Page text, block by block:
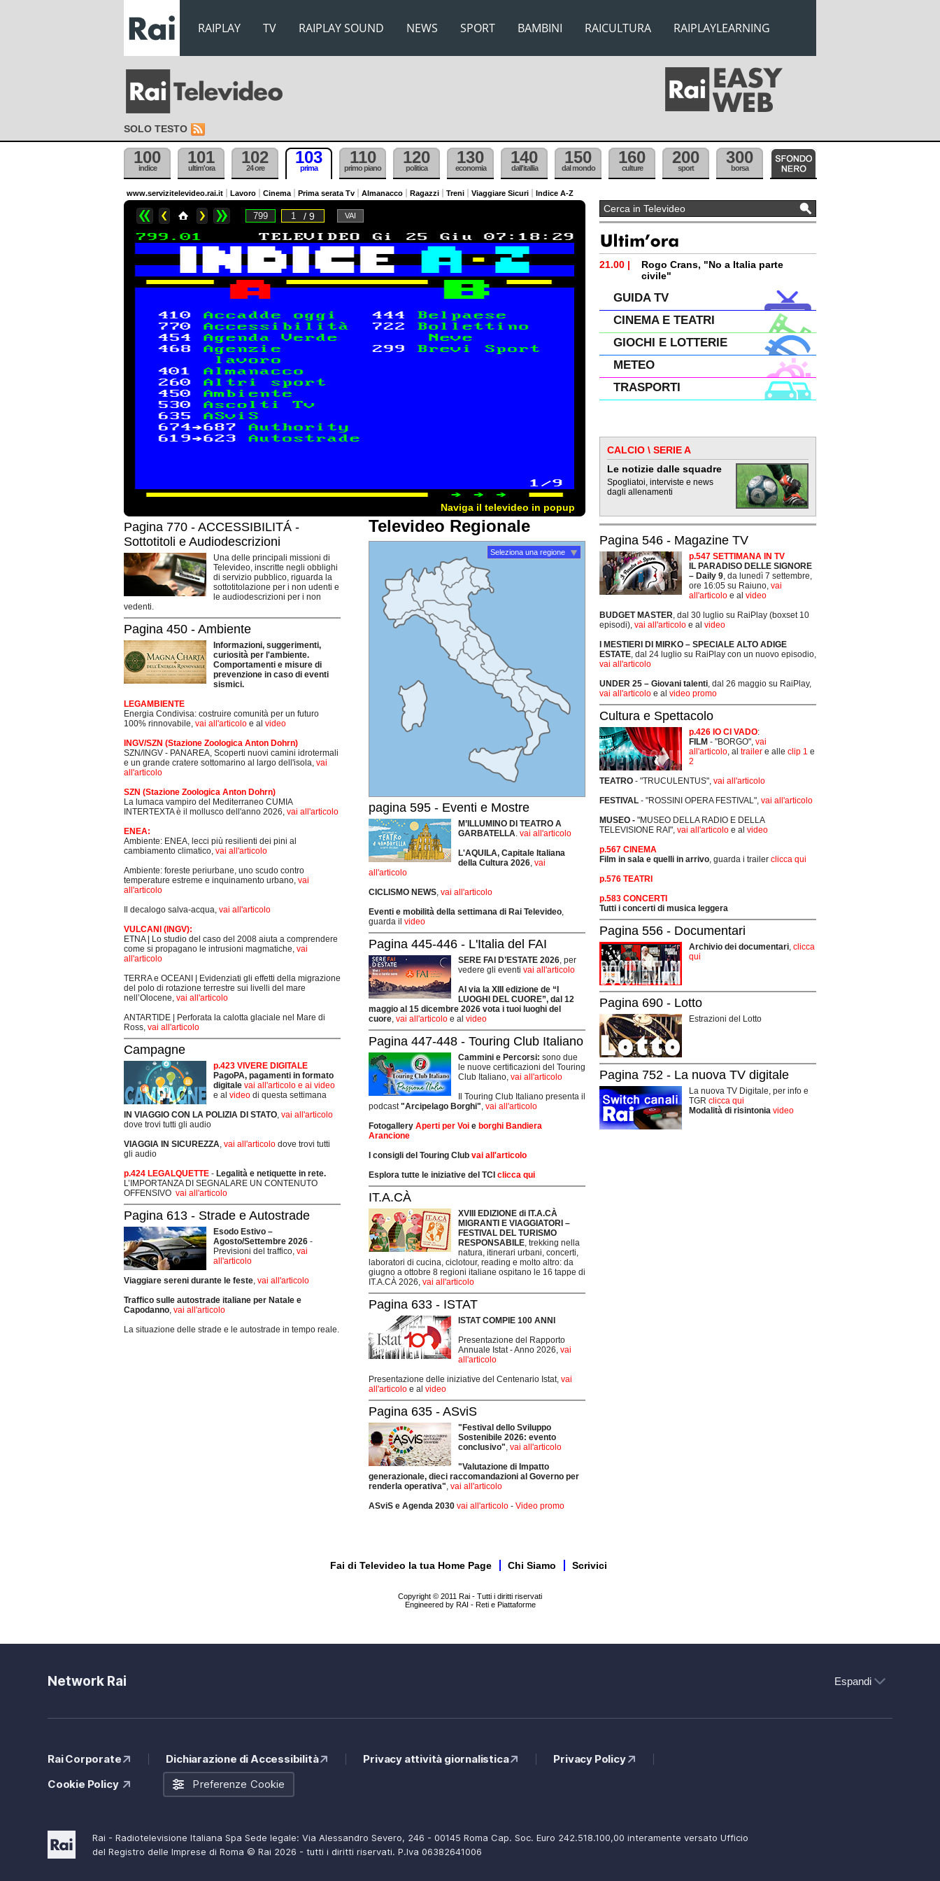
RAIPLAY TV RAIPLAY SOUND NEWS SPORT BAMBINI RAICULTURA RAIPLAYLEARNING
SOLO TESTO
100
indice
101
ultim'ora
102
24 ore
103
prima
110
primo piano
120
politica
130
economia
140
dall'itallia
150
dal mondo
160
culture
200
sport
300
borsa
www.servizitelevideo.rai.it Lavoro Cinema Prima serata Tv Almanacco Ragazzi Treni Viaggiare Sicuri Indice A-Z
/ 9
Naviga il televideo in popup
Pagina 770 - ACCESSIBILITÁ -
Sottotitoli e Audiodescrizioni
Una delle principali missioni di
Televideo, inscritte negli obblighi
di servizio pubblico, riguarda la
sottotitolazione per i non udenti e
le audiodescrizioni per i non
vedenti.
Pagina 450 - Ambiente
Informazioni, suggerimenti,
curiosità per l'ambiente.
Comportamenti e misure di
prevenzione in caso di eventi
sismici.
LEGAMBIENTE
Energia Condivisa: costruire comunità per un futuro
100% rinnovabile, vai all'articolo e al video
INGV/SZN (Stazione Zoologica Anton Dohrn)
SZN/INGV - PANAREA, Scoperti nuovi camini idrotermali
e un grande cratere sottomarino al largo dell'isola, vai
all'articolo
SZN (Stazione Zoologica Anton Dohrn)
La lumaca vampiro del Mediterraneo CUMIA
INTERTEXTA è il mollusco dell'anno 2026, vai all'articolo
ENEA:
Ambiente: ENEA, lecci più resilienti dei pini al
cambiamento climatico, vai all'articolo
Ambiente: foreste periurbane, uno scudo contro
temperature estreme e inquinamento urbano, vai
all'articolo
Il decalogo salva-acqua, vai all'articolo
VULCANI (INGV):
ETNA | Lo studio del caso del 2008 aiuta a comprendere
come si propagano le intrusioni magmatiche, vai
all'articolo
TERRA e OCEANI | Evidenziati gli effetti della migrazione
del polo di rotazione terrestre sui livelli del mare
nell’Olocene, vai all'articolo
ANTARTIDE | Perforata la calotta glaciale nel Mare di
Ross, vai all'articolo
Campagne
p.423 VIVERE DIGITALE
PagoPA, pagamenti in formato
digitale vai all'articolo e ai video
e al video di questa settimana
IN VIAGGIO CON LA POLIZIA DI STATO, vai all'articolo
dove trovi tutti gli audio
VIAGGIA IN SICUREZZA, vai all'articolo dove trovi tutti
gli audio
p.424 LEGALQUETTE - Legalità e netiquette in rete.
L’IMPORTANZA DI SEGNALARE UN CONTENUTO
OFFENSIVO vai all'articolo
Pagina 613 - Strade e Autostrade
Esodo Estivo –
Agosto/Settembre 2026 -
Previsioni del traffico, vai
all'articolo
Viaggiare sereni durante le feste, vai all'articolo
Traffico sulle autostrade italiane per Natale e
Capodanno, vai all'articolo
La situazione delle strade e le autostrade in tempo reale.
Televideo Regionale
Seleziona una regione
pagina 595 - Eventi e Mostre
M’ILLUMINO DI TEATRO A
GARBATELLA. vai all'articolo
L'AQUILA, Capitale Italiana
della Cultura 2026, vai
all'articolo
CICLISMO NEWS, vai all'articolo
Eventi e mobilità della settimana di Rai Televideo,
guarda il video
Pagina 445-446 - L'Italia del FAI
SERE FAI D’ESTATE 2026, per
vedere gli eventi vai all'articolo
Al via la XIII edizione de “I
LUOGHI DEL CUORE”, dal 12
maggio al 15 dicembre 2026 vota i tuoi luoghi del
cuore, vai all'articolo e al video
Pagina 447-448 - Touring Club Italiano
Cammini e Percorsi: sono due
le nuove certificazioni del Touring
Club Italiano, vai all'articolo
Il Touring Club Italiano presenta il
podcast"Arcipelago Borghi", vai all'articolo
Fotogallery Aperti per Voi e borghi Bandiera
Arancione
I consigli del Touring Club vai all'articolo
Esplora tutte le iniziative del TCI clicca qui
IT.A.CÀ
XVIII EDIZIONE di IT.A.CÀ
MIGRANTI E VIAGGIATORI –
FESTIVAL DEL TURISMO
RESPONSABILE, trekking nella
natura, itinerari urbani, concerti,
laboratori di cucina, ciclotour, reading e molto altro: da
giugno a ottobre 8 regioni italiane ospitano le 16 tappe di
IT.A.CÀ 2026, vai all'articolo
Pagina 633 - ISTAT
ISTAT COMPIE 100 ANNI
Presentazione del Rapporto
Annuale Istat - Anno 2026, vai
all'articolo
Presentazione delle iniziative del Centenario Istat, vai
all'articolo e al video
Pagina 635 - ASviS
"Festival dello Sviluppo
Sostenibile 2026: evento
conclusivo", vai all'articolo
"Valutazione di Impatto
generazionale, dieci raccomandazioni al Governo per
renderla operativa", vai all'articolo
ASviS e Agenda 2030 vai all'articolo - Video promo
21.00 |
Rogo Crans, "No a Italia parte
civile"
GUIDA TV
CINEMA E TEATRI
GIOCHI E LOTTERIE
METEO
TRASPORTI
CALCIO \ SERIE A
Le notizie dalle squadre
Spogliatoi, interviste e news
dagli allenamenti
Pagina 546 - Magazine TV
p.547 SETTIMANA IN TV
IL PARADISO DELLE SIGNORE
– Daily 9 , da lunedì 7 settembre,
ore 16:05 su Raiuno, vai
all'articolo e al video
BUDGET MASTER , dal 30 luglio su RaiPlay (boxset 10
episodi), vai all'articolo e al video
I MESTIERI DI MIRKO – SPECIALE ALTO ADIGE
ESTATE , dal 24 luglio su RaiPlay con un nuovo episodio,
vai all'articolo
UNDER 25 – Giovani talenti , dal 26 maggio su RaiPlay,
vai all'articolo e al video promo
Cultura e Spettacolo
p.426 IO CI VADO:
FILM - "BORGO", vai
all'articolo , al trailer e alle clip 1 e
2
TEATRO - "TRUCULENTUS", vai all'articolo
FESTIVAL - "ROSSINI OPERA FESTIVAL", vai all'articolo
MUSEO - "MUSEO DELLA RADIO E DELLA
TELEVISIONE RAI", vai all'articolo e al video
p.567 CINEMA
Film in sala e quelli in arrivo , guarda i trailer clicca qui
p.576 TEATRI
p.583 CONCERTI
Tutti i concerti di musica leggera
Pagina 556 - Documentari
Archivio dei documentari clicca
qui
Pagina 690 - Lotto
Estrazioni del Lotto
Pagina 752 - La nuova TV digitale
La nuova TV Digitale, per info e
TGR clicca qui
Modalità di risintonia video
Fai di Televideo la tua Home Page Chi Siamo Scrivici
Copyright © 2011 Rai - Tutti i diritti riservati
Engineered by RAI - Reti e Piattaforme